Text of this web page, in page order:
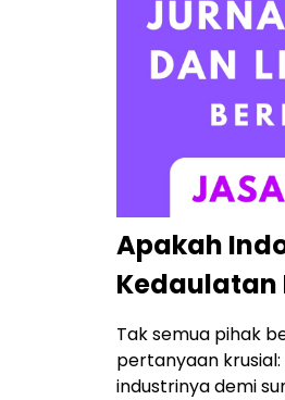
Apakah
Tak semua pihak
pertanyaan
industrinya demi